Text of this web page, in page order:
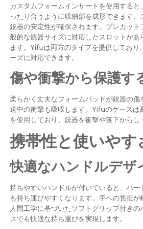
カスタムフォームインサートを使用する
ったり合うように収納部を成形できます
銃器の安定性が確保されます。プレカッ
般的な銃器サイズに対応したスロットがあ
ます。Yifuは両方のタイプを提供しており
ーズに対応できます。
傷や衝撃から保護す
柔らかく丈夫なフォームパッドが銃器の傷
送中の衝撃も吸収します。Yifuのケースは
を使用しており、銃器を衝撃や落下からし
携帯性と使いやす
快適なハンドルデザ
持ちやすいハンドルが付いていると、ハー
も持ち運びやすくなります。手への負担が
人間工学に基づいたソフトグリップ付き
スでも快適な持ち運びを実現します。